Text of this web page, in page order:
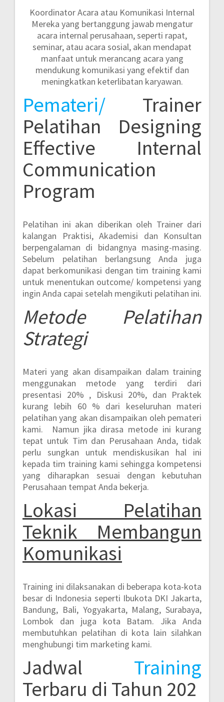
Koordinator Acara atau Komunikasi Internal
Mereka yang bertanggung jawab mengatur
acara internal perusahaan, seperti rapat,
seminar, atau acara sosial, akan mendapat
manfaat untuk merancang acara yang
mendukung komunikasi yang efektif dan
meningkatkan keterlibatan karyawan.
Pemateri/ Trainer
Pelatihan Designing
Effective Internal
Communication
Program
Pelatihan ini akan diberikan oleh Trainer dari
kalangan Praktisi, Akademisi dan Konsultan
berpengalaman di bidangnya masing-masing.
Sebelum pelatihan berlangsung Anda juga
dapat berkomunikasi dengan tim training kami
untuk menentukan outcome/ kompetensi yang
ingin Anda capai setelah mengikuti pelatihan ini.
MetodePelatihan
Strategi
Materi yang akan disampaikan dalam training
menggunakan metode yang terdiri dari
presentasi 20% , Diskusi 20%, dan Praktek
kurang lebih 60 % dari keseluruhan materi
pelatihan yang akan disampaikan oleh pemateri
kami. Namun jika dirasa metode ini kurang
tepat untuk Tim dan Perusahaan Anda, tidak
perlu sungkan untuk mendiskusikan hal ini
kepada tim training kami sehingga kompetensi
yang diharapkan sesuai dengan kebutuhan
Perusahaan tempat Anda bekerja.
Lokasi Pelatihan
Teknik Membangun
Komunikasi
Training ini dilaksanakan di beberapa kota-kota
besar di Indonesia seperti Ibukota DKI Jakarta,
Bandung, Bali, Yogyakarta, Malang, Surabaya,
Lombok dan juga kota Batam. Jika Anda
membutuhkan pelatihan di kota lain silahkan
menghubungi tim marketing kami.
Jadwal Training
Terbaru di Tahun 202